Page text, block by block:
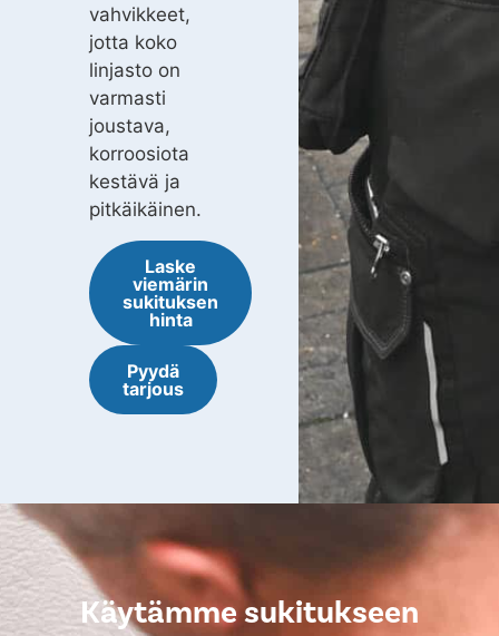
vahvikkeet,
jotta koko
linjasto on
varmasti
joustava,
korroosiota
kestävä ja
pitkäikäinen.
Laske
viemärin
sukituksen
hinta
Pyydä
tarjous
Käytämme sukitukseen